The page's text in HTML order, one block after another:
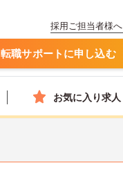
採用ご担当者様へ
転職サポートに申し込む
お気に入り求人